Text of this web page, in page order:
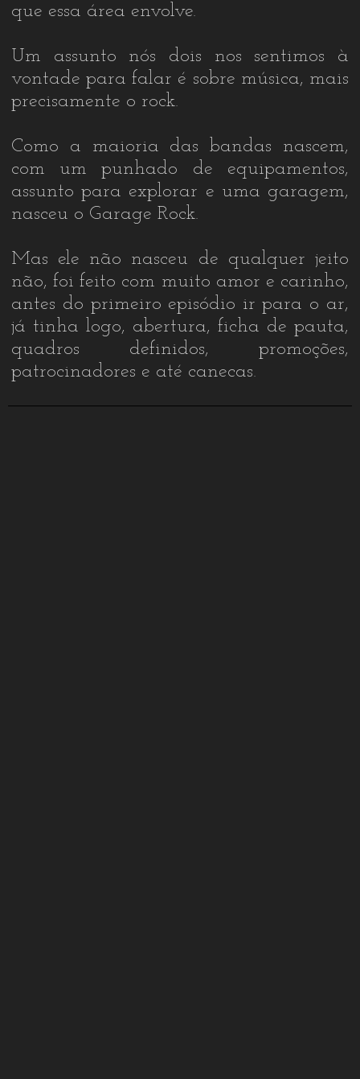
que essa área envolve.
Um assunto nós dois nos sentimos à
vontade para falar é sobre música, mais
precisamente o rock.
Como a maioria das bandas nascem,
com um punhado de equipamentos,
assunto para explorar e uma garagem,
nasceu o Garage Rock.
Mas ele não nasceu de qualquer jeito
não, foi feito com muito amor e carinho,
antes do primeiro episódio ir para o ar,
já tinha logo, abertura, ficha de pauta,
quadros definidos, promoções,
patrocinadores e até canecas.